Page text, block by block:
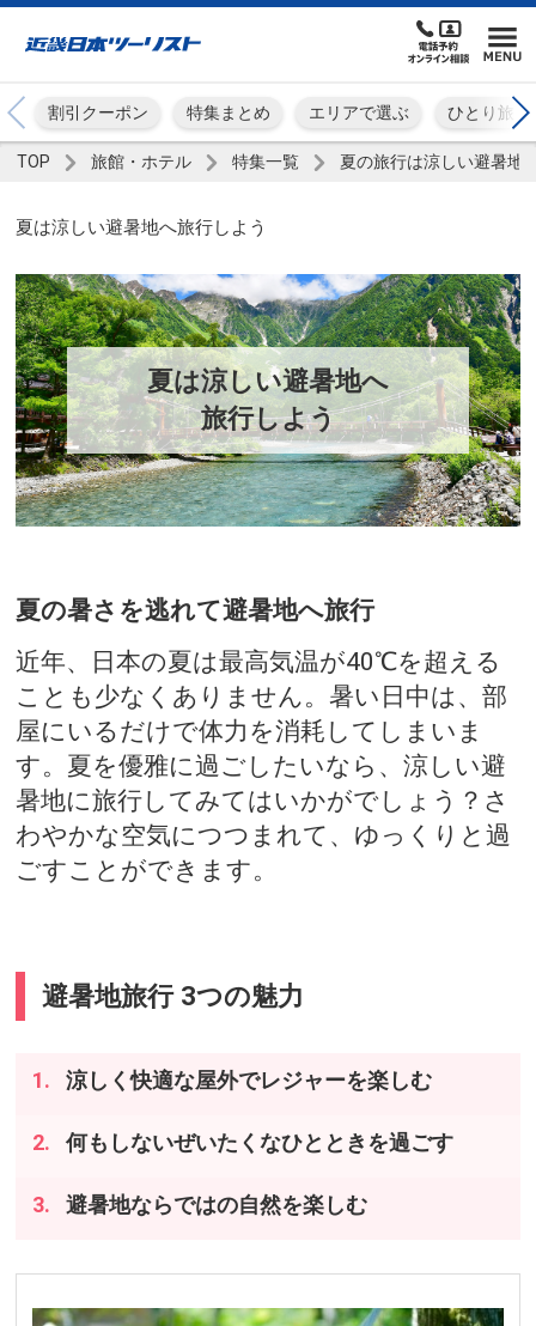
割引クーポン 特集まとめ エリアで選ぶ ひとり旅
TOP 旅館・ホテル 特集一覧 夏の旅行は涼しい避暑地
夏は涼しい避暑地へ旅行しよう
夏は涼しい避暑地へ
旅行しよう
夏の暑さを逃れて避暑地へ旅行
近年、日本の夏は最高気温が40℃を超える
ことも少なくありません。暑い日中は、部
屋にいるだけで体力を消耗してしまいま
す。夏を優雅に過ごしたいなら、涼しい避
暑地に旅行してみてはいかがでしょう？さ
わやかな空気につつまれて、ゆっくりと過
ごすことができます。
避暑地旅行 3つの魅力
涼しく快適な屋外でレジャーを楽しむ
何もしないぜいたくなひとときを過ごす
避暑地ならではの自然を楽しむ